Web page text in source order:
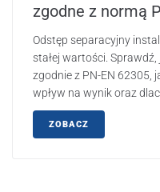
zgodne z normą
Odstęp separacyjny
stałej wartości. Sprawdź,
zgodnie z PN-EN 62305,
wpływ na wynik oraz
ZOBACZ